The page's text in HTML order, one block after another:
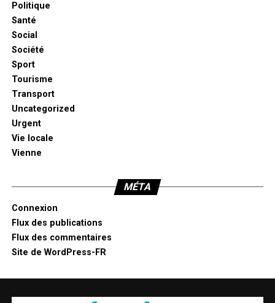
Politique
Santé
Social
Société
Sport
Tourisme
Transport
Uncategorized
Urgent
Vie locale
Vienne
MÉTA
Connexion
Flux des publications
Flux des commentaires
Site de WordPress-FR